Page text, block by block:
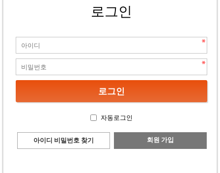
로그인
자동로그인
아이디 비밀번호 찾기 회원 가입